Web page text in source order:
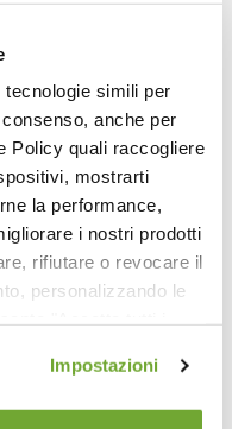
simili per
anche per
Policy quali raccogliere
mostrarti
la performance,
i nostri prodotti
rifiutare o revocare il
personalizzando le
"Accetta cookie
cookie tecnici.
Impostazioni
5